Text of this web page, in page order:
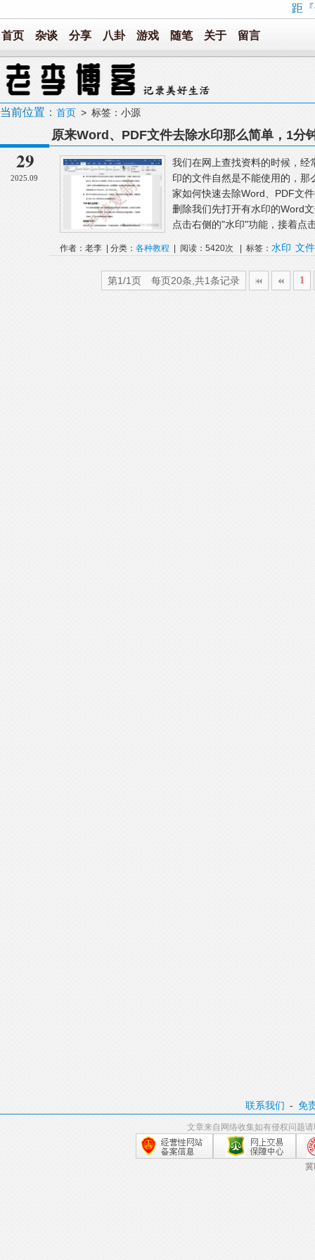
距
首页 杂谈 分享 八卦 游戏 随笔 关于 留言
当前位置： 首页 > 标签：小源
29
2025.09
原来Word、PDF文件去除水印那么简单，1分
我们在网上查找资料的时候，
印的文件自然是不能使用的，
家如何快速去除Word、PDF文
删除我们先打开有水印的Word
点击右侧的"水印"功能，接着点
作者：老李 | 分类： 各种教程 | 阅读：5420次 | 标签： 水印 文件
第1/1页 每页20条,共1条记录 1
联系我们 -免
文章来自网络收集如有侵权问题